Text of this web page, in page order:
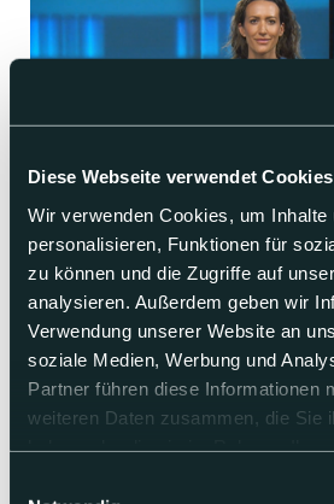
Diese Webseite verwendet Cookies
Wir verwenden Cookies, um Inhalte
personalisieren, Funktionen für
zu können und die Zugriffe auf
analysieren. Außerdem geben wir
Verwendung unserer Website an
soziale Medien, Werbung und
Partner führen diese Informationen
weiteren Daten zusammen, die Sie
Mittwoch 05.08.2026
punkt6 vom
Legionellenausbruch: Sarah Wyss
Pflicht | Staatsanwaltschaft eröffnet
Legionellenausbruch ein
Ausbruch: Zwei weitere Erkrankungen
nach Körperverletzung | Bastian